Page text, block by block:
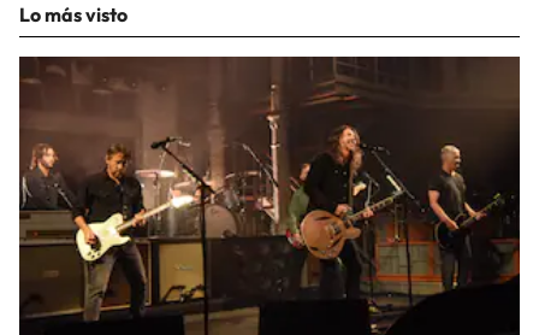
Lo más visto